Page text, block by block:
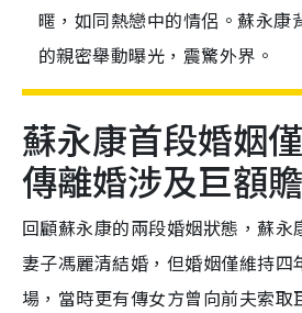
暱，如同熱戀中的情侶。蘇永康
的親密舉動曝光，震驚外界。
蘇永康首段婚姻
傳離婚涉及巨額
回顧蘇永康的兩段婚姻狀態，蘇
妻子馮麗清結婚，但婚姻僅維持
場，當時更有傳女方曾向前夫索取